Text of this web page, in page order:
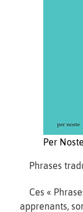
Per
Phrases
Ces «
apprenants,